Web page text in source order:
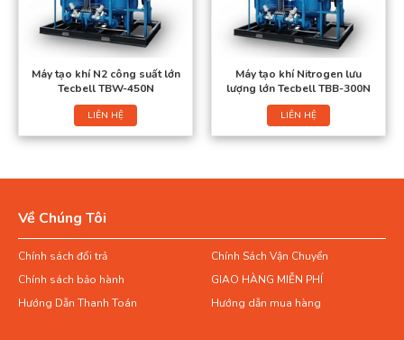
Máy tạo khí N2 công suất lớn
Tecbell TBW-450N
LIÊN HỆ
Máy tạo khí Nitrogen lưu
lượng lớn Tecbell TBB-300N
LIÊN HỆ
Về Chúng Tôi
Chính sách đổi trả
Chính Sách Vận Chuyển
Chính sách bảo hành
GIAO HÀNG MIỄN PHÍ
Hướng Dẫn Thanh Toán
Hướng dẫn mua hàng